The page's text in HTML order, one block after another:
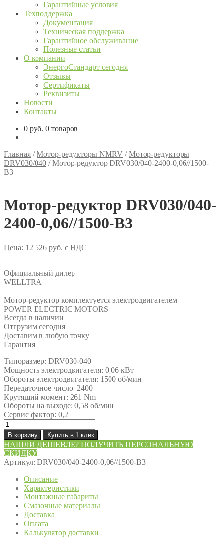
Гарантийные условия
Техподдержка
Документация
Техническая поддержка
Гарантийное обслуживание
Полезные статьи
О компании
ЭнергоСтандарт сегодня
Отзывы
Сертификаты
Реквизиты
Новости
Контакты
0 руб. 0 товаров
Главная /Мотор-редукторы NMRV /Мотор-редукторы
DRV030/040 /Мотор-редуктор DRV030/040-2400-0,06//1500-
В3
Мотор-редуктор DRV030/040-
2400-0,06//1500-В3
Цена: 12 526 руб. с НДС
Официальный дилер
WELLTRA
Мотор-редуктор комплектуется электродвигателем
POWER ELECTRIC MOTORS
Всегда в наличии
Отгрузим сегодня
Доставим в любую точку
Гарантия
Типоразмер: DRV030-040
Мощность электродвигателя: 0,06 кВт
Обороты электродвигателя: 1500 об/мин
Передаточное число: 2400
Крутящий момент: 261 Nm
Обороты на выходе: 0,58 об/мин
Сервис фактор: 0,2
Количество
товара
Мотор-
редуктор
DRV030/040-
2400-
0,06//1500-
В корзину Купить в 1 клик
НАШЛИ ДЕШЕВЛЕ? ПОЛУЧИТЬ ПЕРСОНАЛЬНУЮ
СКИДКУ
Артикул: DRV030/040-2400-0,06//1500-В3
Описание
Характеристики
Монтажные габариты
Смазочные материалы
Доставка
Оплата
Калькулятор доставки